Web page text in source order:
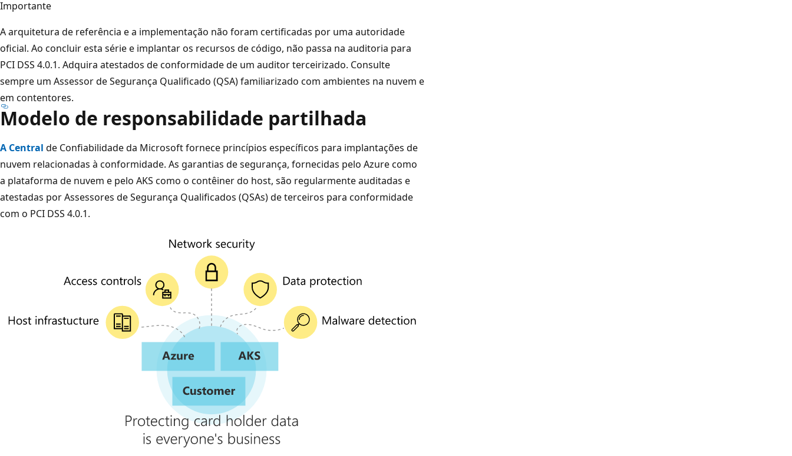
Importante
A arquitetura de referência e a implementação não foram certificadas por uma autoridade
oficial. Ao concluir esta série e implantar os recursos de código, não passa na auditoria para
PCI DSS 4.0.1. Adquira atestados de conformidade de um auditor terceirizado. Consulte
sempre um Assessor de Segurança Qualificado (QSA) familiarizado com ambientes na nuvem e
em contentores.
Modelo de responsabilidade partilhada
A Central de Confiabilidade da Microsoft fornece princípios específicos para implantações de
nuvem relacionadas à conformidade. As garantias de segurança, fornecidas pelo Azure como
a plataforma de nuvem e pelo AKS como o contêiner do host, são regularmente auditadas e
atestadas por Assessores de Segurança Qualificados (QSAs) de terceiros para conformidade
com o PCI DSS 4.0.1.